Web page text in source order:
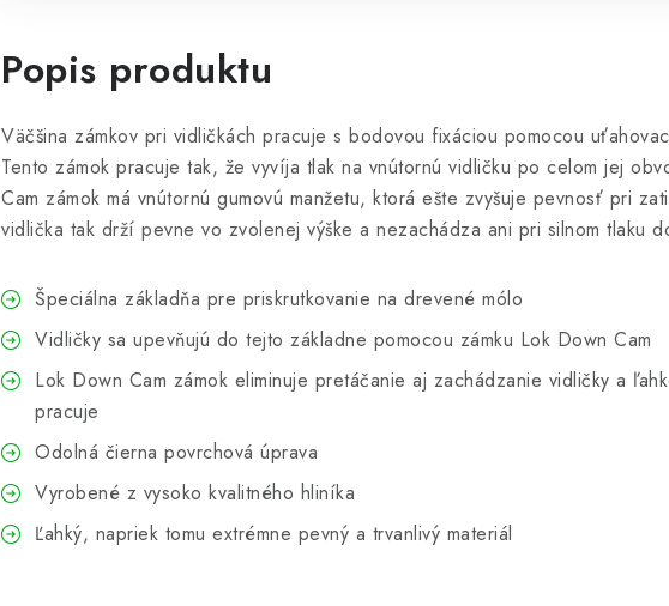
Popis produktu
Väčšina zámkov pri vidličkách pracuje s bodovou fixáciou pomocou
Tento zámok pracuje tak, že vyvíja tlak na vnútornú vidličku po celom jej
Cam zámok má vnútornú gumovú manžetu, ktorá ešte zvyšuje pevnosť pri
vidlička tak drží pevne vo zvolenej výške a nezachádza ani pri silnom tlaku
Špeciálna základňa pre priskrutkovanie na drevené mólo
Vidličky sa upevňujú do tejto základne pomocou zámku Lok Down Cam
Lok Down Cam zámok eliminuje pretáčanie aj zachádzanie vidličky a
pracuje
Odolná čierna povrchová úprava
Vyrobené z vysoko kvalitného hliníka
Ľahký, napriek tomu extrémne pevný a trvanlivý materiál